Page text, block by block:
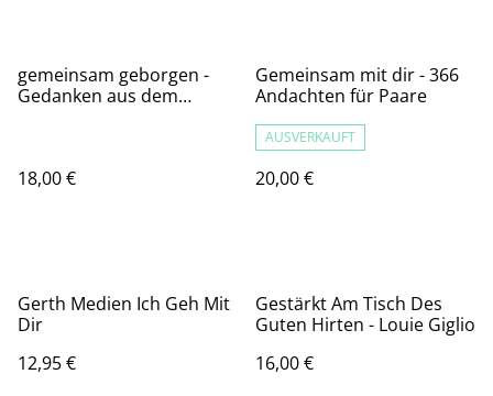
gemeinsam geborgen -
Gedanken aus dem
18,00 €
Gemeinsam mit dir - 366
Andachten für Paare
AUSVERKAUFT
20,00 €
Gerth Medien Ich Geh Mit
Dir
12,95 €
Gestärkt Am Tisch Des
Guten Hirten - Louie Giglio
16,00 €